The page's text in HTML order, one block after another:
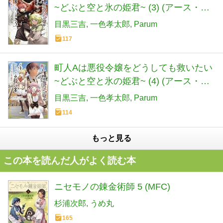
~どぶと空と氷の姫君~ (3) (アース・ス
ターコミックス)
目黒三吉 一色孝太郎 Parum
117
町人Aは悪役令嬢をどうしても救いたい
~どぶと空と氷の姫君~ (4) (アース・ス
ター コミックス)
目黒三吉 一色孝太郎 Parum
114
もっと見る
この本を読んだ人がよく読む本
ニセモノの錬金術師 5 (MFC)
杉浦次郎 うめ丸
165